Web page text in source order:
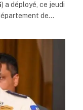
a déployé, ce jeudi
de…